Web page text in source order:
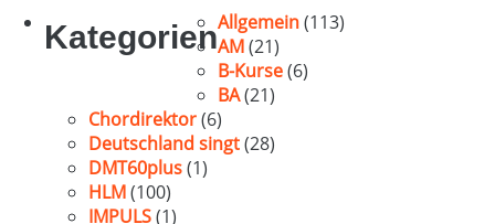
KategorienAllgemein(113)
AM(21)
B-Kurse(6)
BA(21)
Chordirektor(6)
Deutschland singt(28)
DMT60plus(1)
HLM(100)
IMPULS(1)